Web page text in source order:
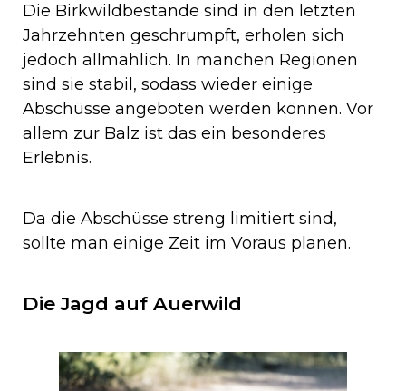
Die Birkwildbestände sind in den letzten
Jahrzehnten geschrumpft, erholen sich
jedoch allmählich. In manchen Regionen
sind sie stabil, sodass wieder einige
Abschüsse angeboten werden können. Vor
allem zur Balz ist das ein besonderes
Erlebnis.
Da die Abschüsse streng limitiert sind,
sollte man einige Zeit im Voraus planen.
Die Jagd auf Auerwild